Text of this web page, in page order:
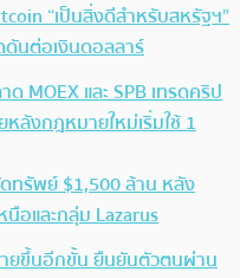
“เป็นสิ่งดีสำหรับสหรัฐฯ”
ดันต่อเงินดอลลาร์
ด MOEX และ SPB เทรดคริป
ลังกฎหมายใหม่เริ่มใช้ 1
ทรัพย์ $1,500 ล้าน หลัง
อและกลุ่ม Lazarus
ยขึ้นอีกขั้น ยืนยันตัวตนผ่าน